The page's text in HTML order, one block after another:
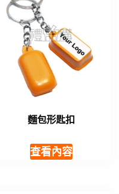
麵包形匙扣
查看內容